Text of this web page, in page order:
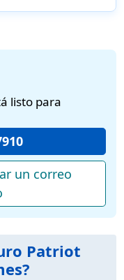
listo para
un correo
Patriot